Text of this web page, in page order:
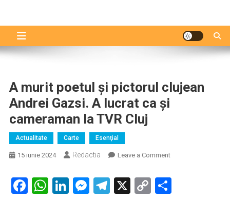
A murit poetul și pictorul clujean
Andrei Gazsi. A lucrat ca și
cameraman la TVR Cluj
Actualitate Carte Esenţial
15 iunie 2024 Redactia Leave a Commenton
murit
Facebook
WhatsApp
LinkedIn
Messenger
Telegram
X Copy